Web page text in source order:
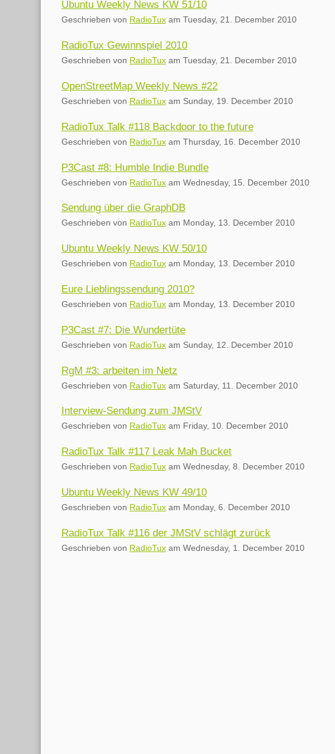
Ubuntu Weekly News KW 51/10
Geschrieben von RadioTuxam Tuesday, 21. December 2010
RadioTux Gewinnspiel 2010
Geschrieben von RadioTuxam Tuesday, 21. December 2010
OpenStreetMap Weekly News #22
Geschrieben von RadioTuxam Sunday, 19. December 2010
RadioTux Talk #118 Backdoor to the future
Geschrieben von RadioTuxam Thursday, 16. December 2010
P3Cast #8: Humble Indie Bundle
Geschrieben von RadioTuxam Wednesday, 15. December 2010
Sendung über die GraphDB
Geschrieben von RadioTuxam Monday, 13. December 2010
Ubuntu Weekly News KW 50/10
Geschrieben von RadioTuxam Monday, 13. December 2010
Eure Lieblingssendung 2010?
Geschrieben von RadioTuxam Monday, 13. December 2010
P3Cast #7: Die Wundertüte
Geschrieben von RadioTuxam Sunday, 12. December 2010
RgM #3: arbeiten im Netz
Geschrieben von RadioTuxam Saturday, 11. December 2010
Interview-Sendung zum JMStV
Geschrieben von RadioTuxam Friday, 10. December 2010
RadioTux Talk #117 Leak Mah Bucket
Geschrieben von RadioTuxam Wednesday, 8. December 2010
Ubuntu Weekly News KW 49/10
Geschrieben von RadioTuxam Monday, 6. December 2010
RadioTux Talk #116 der JMStV schlägt zurück
Geschrieben von RadioTuxam Wednesday, 1. December 2010